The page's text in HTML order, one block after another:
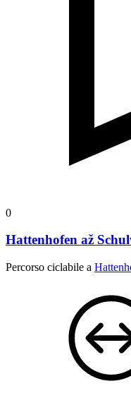
0
Hattenhofen až
Percorso ciclabile a